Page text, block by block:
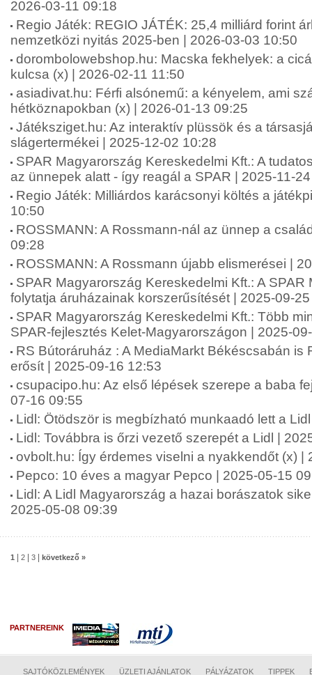
2026-03-11 09:18
Regio Játék: REGIO JÁTÉK: 25,4 milliárd forint
nemzetközi nyitás 2025-ben | 2026-03-03 10:50
dorombolowebshop.hu: Macska fekhelyek: a
kulcsa (x) | 2026-02-11 11:50
asiadivat.hu: Férfi alsónemű: a kényelem, ami
hétköznapokban (x) | 2026-01-13 09:25
Játéksziget.hu: Az interaktív plüssök és a
slágertermékei | 2025-12-02 10:28
SPAR Magyarország Kereskedelmi Kft.: A
az ünnepek alatt - így reagál a SPAR | 2025-11-
Regio Játék: Milliárdos karácsonyi költés a
10:50
ROSSMANN: A Rossmann-nál az ünnep a
09:28
ROSSMANN: A Rossmann újabb elismerései |
SPAR Magyarország Kereskedelmi Kft.: A SPAR
folytatja áruházainak korszerűsítését | 2025-09-
SPAR Magyarország Kereskedelmi Kft.: Több
SPAR-fejlesztés Kelet-Magyarországon | 2025-
RS Bútoráruház : A MediaMarkt Békéscsabán is
erősít | 2025-09-16 12:53
csupacipo.hu: Az első lépések szerepe a baba
07-16 09:55
Lidl: Ötödször is megbízható munkaadó lett a
Lidl: Továbbra is őrzi vezető szerepét a Lidl |
ovbolt.hu: Így érdemes viselni a nyakkendőt (x) |
Pepco: 10 éves a magyar Pepco | 2025-05-15
Lidl: A Lidl Magyarország a hazai borászatok
2025-05-08 09:39
1 2 3 következő »
PARTNEREINK
SAJTÓKÖZLEMÉNYEK ÜZLETI AJÁNLATOK PÁLYÁZATOK TIPPEK